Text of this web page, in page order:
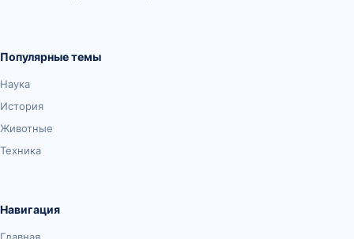
Популярные темы
Наука
История
Животные
Техника
Навигация
Главная